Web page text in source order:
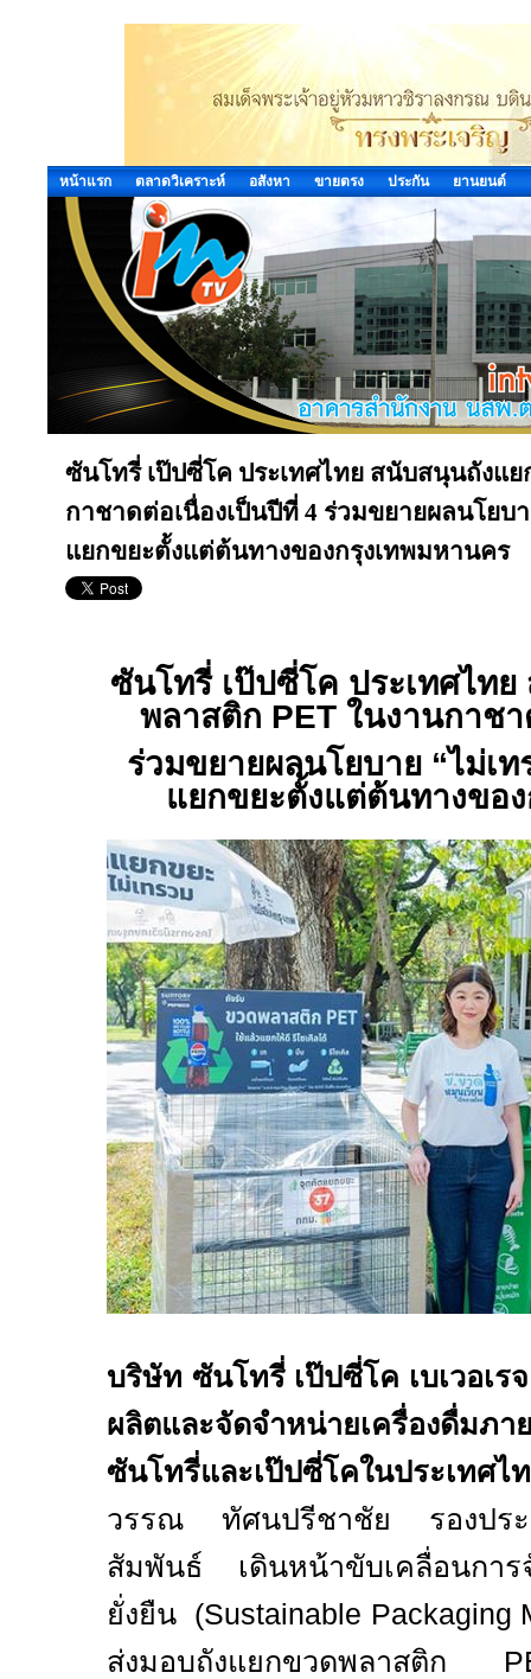
หน้าแรก ตลาดวิเคราะห์ อสังหา ขายตรง ประกัน ยานยนต์
ซันโทรี่ เป๊ปซี่โค ประเทศไทย สนับสนุนถังแ
กาชาดต่อเนื่องเป็นปีที่ 4 ร่วมขยายผลนโยบ
แยกขยะตั้งแต่ต้นทางของกรุงเทพมหานคร
ซันโทรี่ เป๊ปซี่โค ประเทศไท
พลาสติก PET ในงานกาช
ร่วมขยายผลนโยบาย “ไม่เท
แยกขยะตั้งแต่ต้นทางขอ
บริษัท ซันโทรี่ เป๊ปซี่โค เบเวอเร
ผลิตและจัดจำหน่ายเครื่องดื่มภ
ซันโทรี่และเป๊ปซี่โคในประเทศไ
วรรณ ทัศนปรีชาชัย รองประ
สัมพันธ์ เดินหน้าขับเคลื่อนการ
ยั่งยืน (Sustainable Packaging
ส่งมอบถังแยกขวดพลาสติก